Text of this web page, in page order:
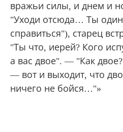
вражьи силы, и днем и
"Уходи отсюда… Ты
справиться"), старец
"Ты что, иерей? Кого
а вас двое". — "Как
— вот и выходит, что
ничего не бойся…"»